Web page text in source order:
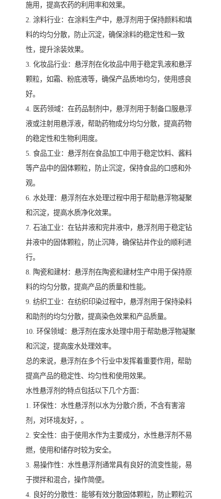
施用，提高农药的利用率和效果。
2. 涂料行业：在涂料生产中，悬浮剂用于保持颜料和填
料的均匀分散，防止沉淀，确保涂料的稳定性和一致
性，提升涂装效果。
3. 化妆品行业：悬浮剂在化妆品中用于稳定乳液和悬浮
颗粒，如霜、粉底液等，确保产品质地均匀，使用感良
好。
4. 医药领域：在药品制剂中，悬浮剂用于制备口服悬浮
液或注射用悬浮液，帮助药物成分均匀分散，提高药物
的稳定性和生物利用度。
5. 食品工业：悬浮剂在食品加工中用于稳定饮料、酱料
等产品中的固体颗粒，防止沉淀，保持食品的口感和外
观。
6. 水处理：悬浮剂在水处理过程中用于帮助悬浮物凝聚
和沉淀，提高水质净化效果。
7. 石油工业：在钻井液和完井液中，悬浮剂用于稳定钻
井液中的固体颗粒，防止沉降，确保钻井作业的顺利进
行。
8. 陶瓷和建材：悬浮剂在陶瓷和建材生产中用于保持原
料的均匀分散，提高产品的质量和性能。
9. 纺织工业：在纺织印染过程中，悬浮剂用于保持染料
和助剂的均匀分散，提高染色效果和产品质量。
10. 环保领域：悬浮剂在废水处理中用于帮助悬浮物凝聚
和沉淀，提高废水处理效率。
总的来说，悬浮剂在多个行业中发挥着重要作用，帮助
提高产品的稳定性、均匀性和使用效果。
水性悬浮剂的特点包括以下几个方面：
1. 环保性：水性悬浮剂以水为分散介质，不含有害溶
剂，对环境友好，。
2. 安全性：由于使用水作为主要成分，水性悬浮剂不易
燃，使用和储存时较为安全。
3. 易操作性：水性悬浮剂通常具有良好的流变性能，易
于搅拌和混合，操作简便。
4. 良好的分散性：能够有效分散固体颗粒，防止颗粒沉